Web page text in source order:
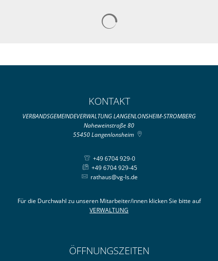
KONTAKT
VERBANDSGEMEINDEVERWALTUNG LANGENLONSHEIM-STROMBERG
Naheweinstraße 80
55450 Langenlonsheim
+49 6704 929-0
+49 6704 929-45
rathaus@vg-ls.de
Für die Durchwahl zu unseren Mitarbeiter/innen klicken Sie bitte auf
VERWALTUNG
ÖFFNUNGSZEITEN